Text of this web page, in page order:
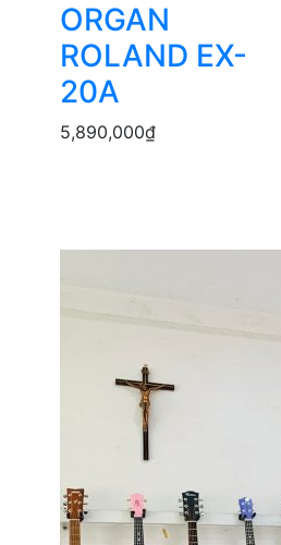
ORGAN
ROLAND EX-
20A
5,890,000₫